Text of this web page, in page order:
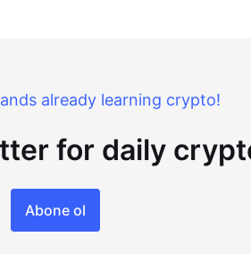
already learning crypto!
for daily
Abone ol